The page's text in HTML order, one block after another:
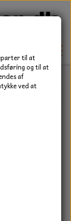
OG
M16x1000
til at
og til at
af
ved at